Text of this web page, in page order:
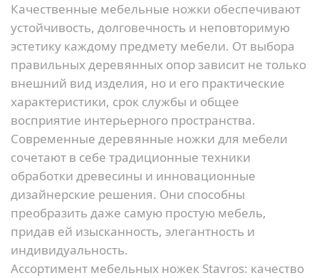
Качественные мебельные ножки обеспечивают
устойчивость, долговечность и неповторимую
эстетику каждому предмету мебели. От выбора
правильных деревянных опор зависит не только
внешний вид изделия, но и его практические
характеристики, срок службы и общее
восприятие интерьерного пространства.
Современные деревянные ножки для мебели
сочетают в себе традиционные техники
обработки древесины и инновационные
дизайнерские решения. Они способны
преобразить даже самую простую мебель,
придав ей изысканность, элегантность и
индивидуальность.
Ассортимент мебельных ножек Stavros: качество